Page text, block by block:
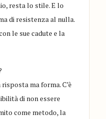
resta lo stile. E lo
di resistenza al nulla.
le sue cadute e la
ma forma. C’è
di non essere
come metodo, la